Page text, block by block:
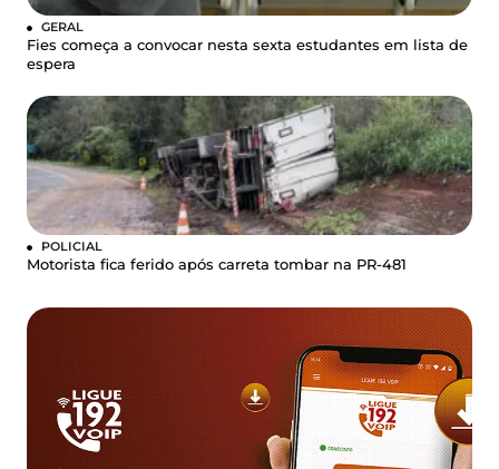
GERAL
Fies começa a convocar nesta sexta estudantes em lista de
espera
POLICIAL
Motorista fica ferido após carreta tombar na PR-481